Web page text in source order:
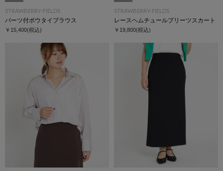
STRAWBERRY-FIELDS
パーツ付ボウタイブラウス
￥15,400(税込)
STRAWBERRY-FIELDS
レースヘムチュールプリーツスカート
￥19,800(税込)